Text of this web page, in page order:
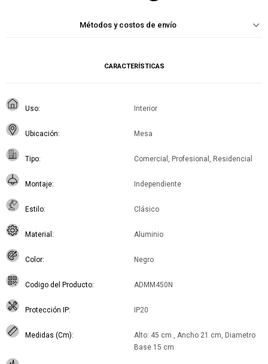
Métodos y costos de envío
CARACTERÍSTICAS
Uso Interior
Ubicación Mesa
Tipo Comercial, Profesional, Residencial
Montaje Independiente
Estilo Clásico
Material Aluminio
Color Negro
Codigo del Producto ADMM450N
Protección IP IP20
Medidas (Cm)
Alto: 45 cm , Ancho 21 cm, Diametro
Base 15 cm